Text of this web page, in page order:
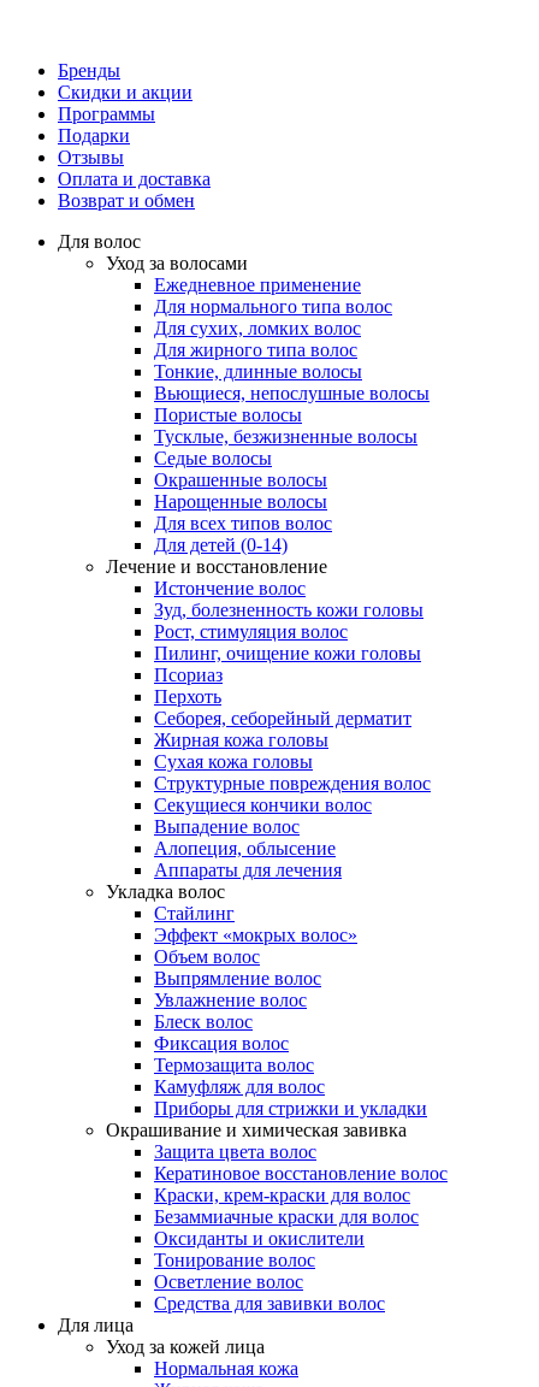
Бренды
Скидки и акции
Программы
Подарки
Отзывы
Оплата и доставка
Возврат и обмен
Для волос
Уход за волосами
Ежедневное применение
Для нормального типа волос
Для сухих, ломких волос
Для жирного типа волос
Тонкие, длинные волосы
Вьющиеся, непослушные волосы
Пористые волосы
Тусклые, безжизненные волосы
Седые волосы
Окрашенные волосы
Нарощенные волосы
Для всех типов волос
Для детей (0-14)
Лечение и восстановление
Истончение волос
Зуд, болезненность кожи головы
Рост, стимуляция волос
Пилинг, очищение кожи головы
Псориаз
Перхоть
Себорея, себорейный дерматит
Жирная кожа головы
Сухая кожа головы
Структурные повреждения волос
Секущиеся кончики волос
Выпадение волос
Алопеция, облысение
Аппараты для лечения
Укладка волос
Стайлинг
Эффект «мокрых волос»
Объем волос
Выпрямление волос
Увлажнение волос
Блеск волос
Фиксация волос
Термозащита волос
Камуфляж для волос
Приборы для стрижки и укладки
Окрашивание и химическая завивка
Защита цвета волос
Кератиновое восстановление волос
Краски, крем-краски для волос
Безаммиачные краски для волос
Оксиданты и окислители
Тонирование волос
Осветление волос
Средства для завивки волос
Для лица
Уход за кожей лица
Нормальная кожа